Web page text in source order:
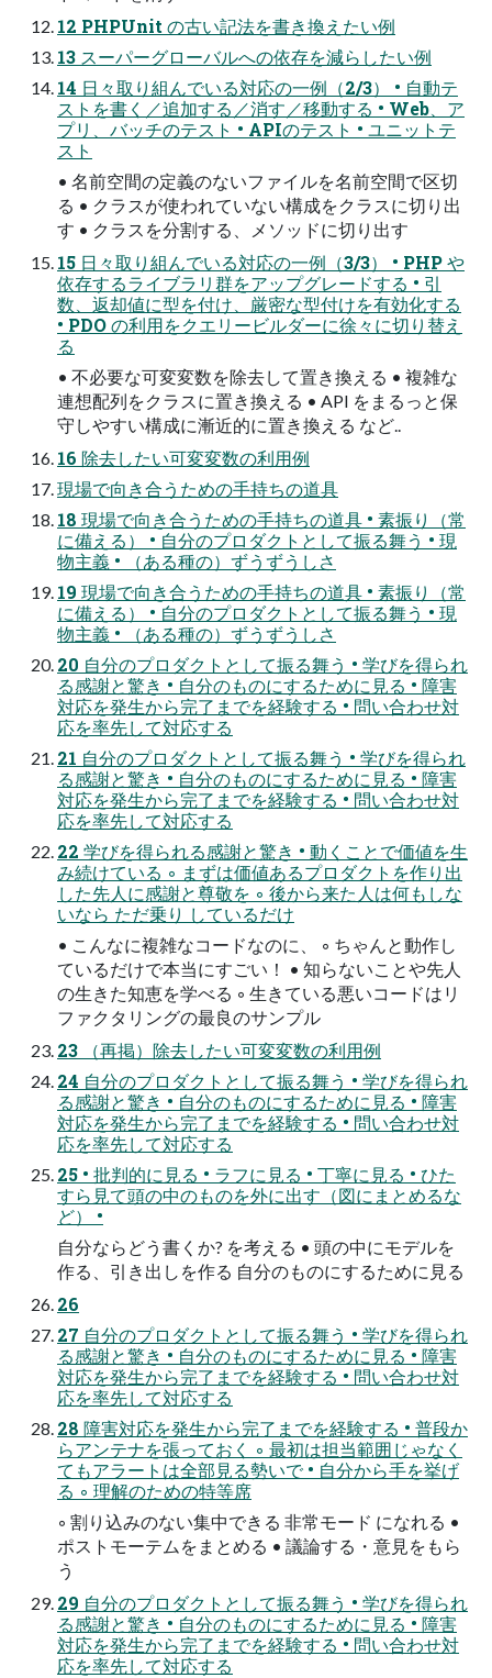
12 PHPUnit の古い記法を書き換えたい例
13 スーパーグローバルへの依存を減らしたい例
14 日々取り組んでいる対応の一例（2/3） • 自動テ
ストを書く／追加する／消す／移動する • Web、ア
プリ、バッチのテスト • APIのテスト • ユニットテ
スト
• 名前空間の定義のないファイルを名前空間で区切
る • クラスが使われていない構成をクラスに切り出
す • クラスを分割する、メソッドに切り出す
15 日々取り組んでいる対応の一例（3/3） • PHP や
依存するライブラリ群をアップグレードする • 引
数、返却値に型を付け、厳密な型付けを有効化する
• PDO の利用をクエリービルダーに徐々に切り替え
る
• 不必要な可変変数を除去して置き換える • 複雑な
連想配列をクラスに置き換える • API をまるっと保
守しやすい構成に漸近的に置き換える など..
16 除去したい可変変数の利用例
現場で向き合うための手持ちの道具
18 現場で向き合うための手持ちの道具 • 素振り（常
に備える） • 自分のプロダクトとして振る舞う • 現
物主義 • （ある種の）ずうずうしさ
19 現場で向き合うための手持ちの道具 • 素振り（常
に備える） • 自分のプロダクトとして振る舞う • 現
物主義 • （ある種の）ずうずうしさ
20 自分のプロダクトとして振る舞う • 学びを得られ
る感謝と驚き • 自分のものにするために見る • 障害
対応を発生から完了までを経験する • 問い合わせ対
応を率先して対応する
21 自分のプロダクトとして振る舞う • 学びを得られ
る感謝と驚き • 自分のものにするために見る • 障害
対応を発生から完了までを経験する • 問い合わせ対
応を率先して対応する
22 学びを得られる感謝と驚き • 動くことで価値を生
み続けている ◦ まずは価値あるプロダクトを作り出
した先人に感謝と尊敬を ◦ 後から来た人は何もしな
いなら ただ乗り しているだけ
• こんなに複雑なコードなのに、 ◦ ちゃんと動作し
ているだけで本当にすごい！ • 知らないことや先人
の生きた知恵を学べる ◦ 生きている悪いコードはリ
ファクタリングの最良のサンプル
23 （再掲）除去したい可変変数の利用例
24 自分のプロダクトとして振る舞う • 学びを得られ
る感謝と驚き • 自分のものにするために見る • 障害
対応を発生から完了までを経験する • 問い合わせ対
応を率先して対応する
25 • 批判的に見る • ラフに見る • 丁寧に見る • ひた
すら見て頭の中のものを外に出す（図にまとめるな
ど） •
自分ならどう書くか? を考える • 頭の中にモデルを
作る、引き出しを作る 自分のものにするために見る
26
27 自分のプロダクトとして振る舞う • 学びを得られ
る感謝と驚き • 自分のものにするために見る • 障害
対応を発生から完了までを経験する • 問い合わせ対
応を率先して対応する
28 障害対応を発生から完了までを経験する • 普段か
らアンテナを張っておく ◦ 最初は担当範囲じゃなく
てもアラートは全部見る勢いで • 自分から手を挙げ
る ◦ 理解のための特等席
◦ 割り込みのない集中できる 非常モード になれる •
ポストモーテムをまとめる • 議論する・意見をもら
う
29 自分のプロダクトとして振る舞う • 学びを得られ
る感謝と驚き • 自分のものにするために見る • 障害
対応を発生から完了までを経験する • 問い合わせ対
応を率先して対応する